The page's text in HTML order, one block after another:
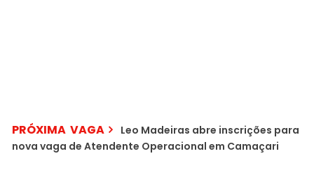
PRÓXIMA VAGA
Leo Madeiras abre inscrições para
nova vaga de Atendente Operacional em Camaçari